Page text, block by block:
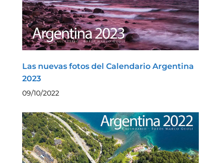
Las nuevas fotos del Calendario Argentina
2023
09/10/2022